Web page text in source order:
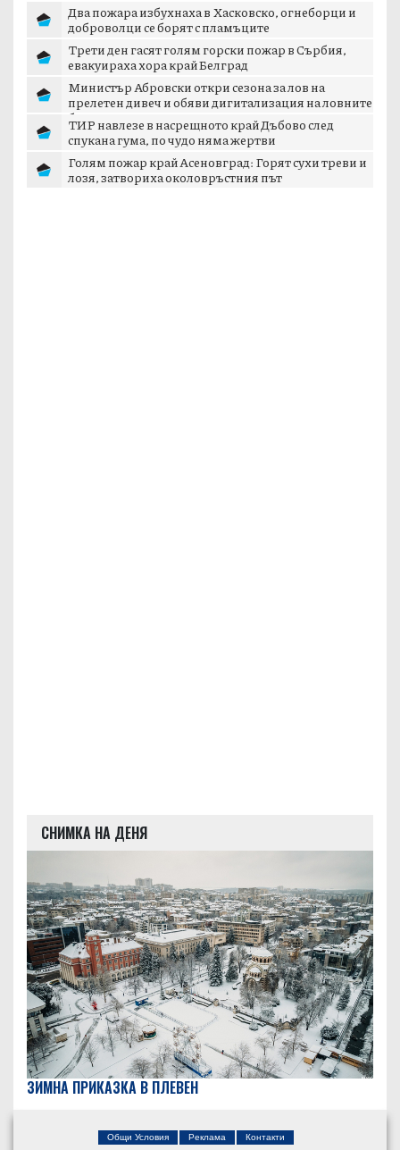
Два пожара избухнаха в Хасковско, огнеборци и
доброволци се борят с пламъците
Трети ден гасят голям горски пожар в Сърбия,
евакуираха хора край Белград
Министър Абровски откри сезона за лов на
прелетен дивеч и обяви дигитализация на ловните
б...
ТИР навлезе в насрещното край Дъбово след
спукана гума, по чудо няма жертви
Голям пожар край Асеновград: Горят сухи треви и
лозя, затвориха околовръстния път
СНИМКА НА ДЕНЯ
ЗИМНА ПРИКАЗКА В ПЛЕВЕН
Общи Условия Реклама Контакти